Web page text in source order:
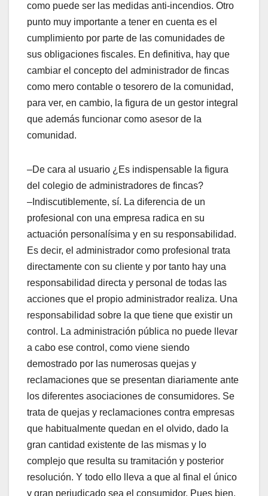
como puede ser las medidas anti-incendios. Otro
punto muy importante a tener en cuenta es el
cumplimiento por parte de las comunidades de
sus obligaciones fiscales. En definitiva, hay que
cambiar el concepto del administrador de fincas
como mero contable o tesorero de la comunidad,
para ver, en cambio, la figura de un gestor integral
que además funcionar como asesor de la
comunidad.
–De cara al usuario ¿Es indispensable la figura
del colegio de administradores de fincas?
–Indiscutiblemente, sí. La diferencia de un
profesional con una empresa radica en su
actuación personalísima y en su responsabilidad.
Es decir, el administrador como profesional trata
directamente con su cliente y por tanto hay una
responsabilidad directa y personal de todas las
acciones que el propio administrador realiza. Una
responsabilidad sobre la que tiene que existir un
control. La administración pública no puede llevar
a cabo ese control, como viene siendo
demostrado por las numerosas quejas y
reclamaciones que se presentan diariamente ante
los diferentes asociaciones de consumidores. Se
trata de quejas y reclamaciones contra empresas
que habitualmente quedan en el olvido, dado la
gran cantidad existente de las mismas y lo
complejo que resulta su tramitación y posterior
resolución. Y todo ello lleva a que al final el único
y gran perjudicado sea el consumidor. Pues bien,